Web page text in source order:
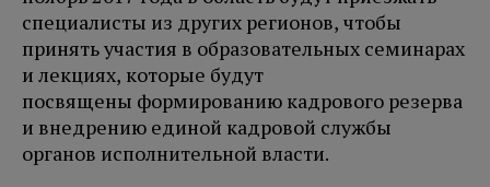
специалисты из других регионов, чтобы
принять участия в образовательных семинарах
и лекциях, которые будут
посвящены формированию кадрового резерва
и внедрению единой кадровой службы
органов исполнительной власти.